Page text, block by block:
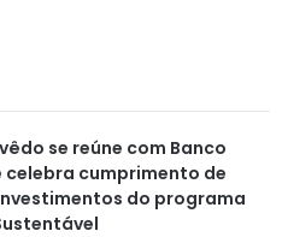
se reúne com Banco
celebra cumprimento de
do programa